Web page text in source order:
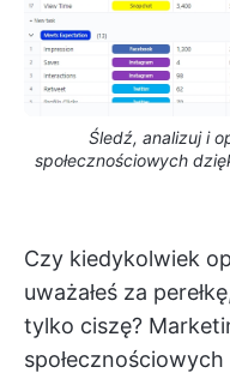
Śledź, analizuj i
społecznościowych
Czy kiedykolwiek
uważałeś za
tylko ciszę?